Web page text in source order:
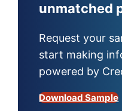
unmatched
Request your
start making
powered by
Download Sample